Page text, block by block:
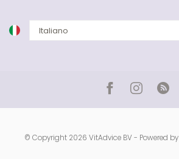
© Copyright 2026 VitAdvice BV - Powered by